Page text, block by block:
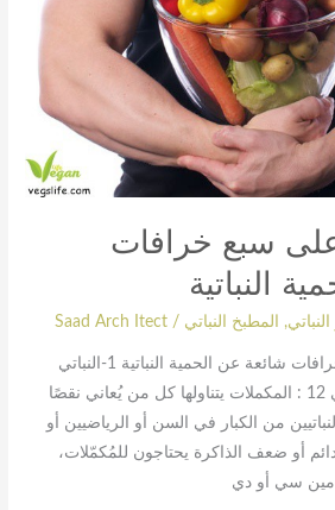
سبع خرافات
النباتية
النباتي, المطبخ النباتي /
Saad Arch Itect
: ردود سريعة على سبع خرافات شائعة عن الحمية النباتية 1-النباتي
يحتاج لمكملات فيتامين بي 12 : المكملات يتناولها كل من يُعاني نقصًا
من الكبار في السن أو الرياضيين أو
أو ضعف الذاكرة يحتاجون للمُكمّلات،